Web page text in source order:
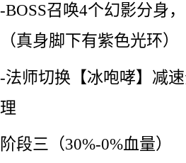
-BOSS召唤4个幻影分身
（真身脚下有紫色光环）
-法师切换【冰咆哮】减
理
阶段三（30%-0%血量）